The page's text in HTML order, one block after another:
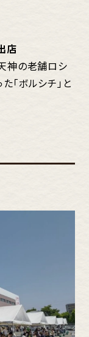
店
神の老舗ロシ
「ボルシチ」と